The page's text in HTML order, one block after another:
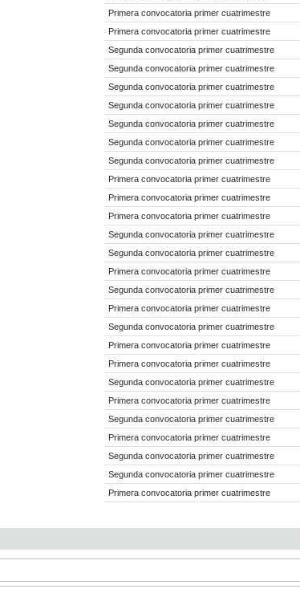
Primera convocatoria primer cuatrimestre
Primera convocatoria primer cuatrimestre
Segunda convocatoria primer cuatrimestre
Segunda convocatoria primer cuatrimestre
Segunda convocatoria primer cuatrimestre
Segunda convocatoria primer cuatrimestre
Segunda convocatoria primer cuatrimestre
Segunda convocatoria primer cuatrimestre
Segunda convocatoria primer cuatrimestre
Primera convocatoria primer cuatrimestre
Primera convocatoria primer cuatrimestre
Primera convocatoria primer cuatrimestre
Segunda convocatoria primer cuatrimestre
Segunda convocatoria primer cuatrimestre
Primera convocatoria primer cuatrimestre
Segunda convocatoria primer cuatrimestre
Primera convocatoria primer cuatrimestre
Segunda convocatoria primer cuatrimestre
Primera convocatoria primer cuatrimestre
Primera convocatoria primer cuatrimestre
Segunda convocatoria primer cuatrimestre
Primera convocatoria primer cuatrimestre
Segunda convocatoria primer cuatrimestre
Primera convocatoria primer cuatrimestre
Segunda convocatoria primer cuatrimestre
Segunda convocatoria primer cuatrimestre
Primera convocatoria primer cuatrimestre